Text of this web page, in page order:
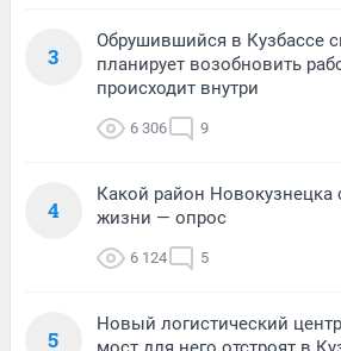
3
Обрушившийся в Кузбассе
планирует возобновить
происходит внутри
6 306 9
4
Какой район
жизни — опрос
6 124 5
5
Новый логистический